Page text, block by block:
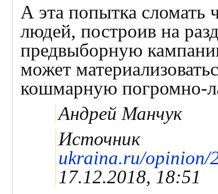
А эта попытка сломать
людей, построив на
предвыборную
может
кошмарную погромно-
Андрей Манчук
Источник
ukraina.ru/opinion/
17.12.2018, 18:51